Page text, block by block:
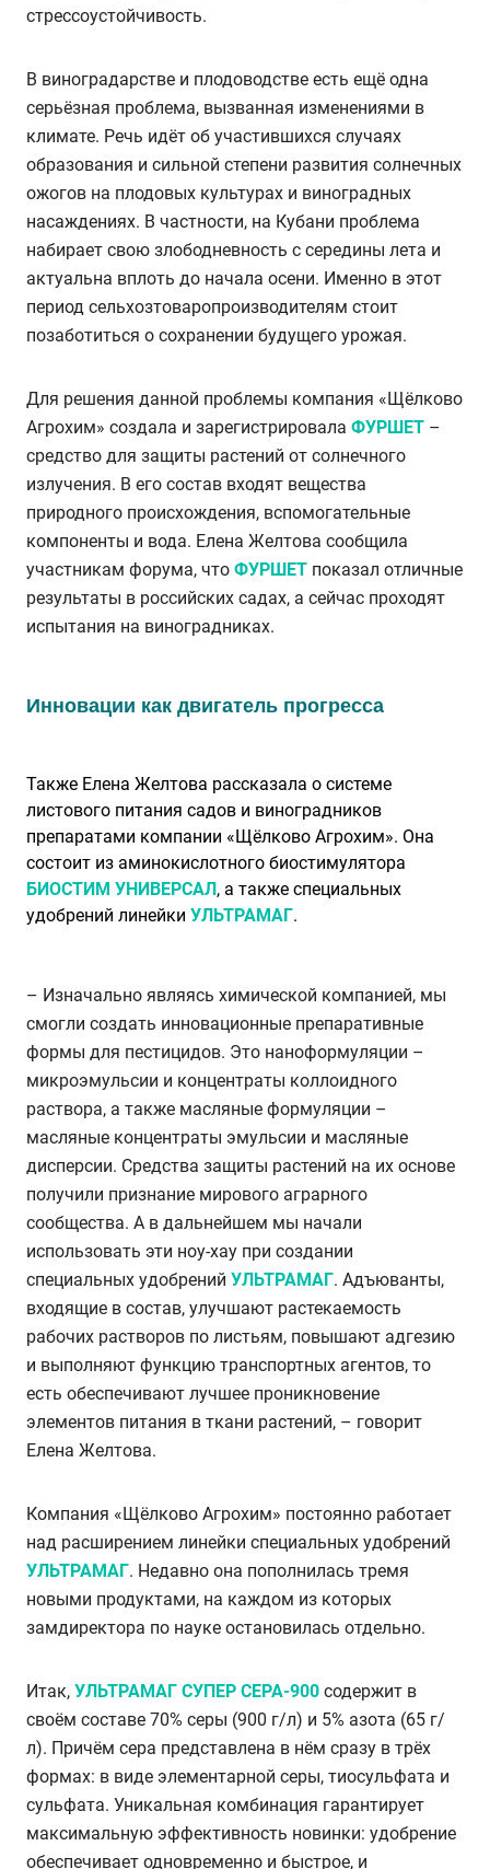
стрессоустойчивость.
В виноградарстве и плодоводстве есть ещё одна
серьёзная проблема, вызванная изменениями в
климате. Речь идёт об участившихся случаях
образования и сильной степени развития солнечных
ожогов на плодовых культурах и виноградных
насаждениях. В частности, на Кубани проблема
набирает свою злободневность с середины лета и
актуальна вплоть до начала осени. Именно в этот
период сельхозтоваропроизводителям стоит
позаботиться о сохранении будущего урожая.
Для решения данной проблемы компания «Щёлково
Агрохим» создала и зарегистрировала ФУРШЕТ –
средство для защиты растений от солнечного
излучения. В его состав входят вещества
природного происхождения, вспомогательные
компоненты и вода. Елена Желтова сообщила
участникам форума, что ФУРШЕТ показал отличные
результаты в российских садах, а сейчас проходят
испытания на виноградниках.
Инновации как двигатель прогресса
Также Елена Желтова рассказала о системе
листового питания садов и виноградников
препаратами компании «Щёлково Агрохим». Она
состоит из аминокислотного биостимулятора
БИОСТИМ УНИВЕРСАЛ , а также специальных
удобрений линейки УЛЬТРАМАГ.
– Изначально являясь химической компанией, мы
смогли создать инновационные препаративные
формы для пестицидов. Это наноформуляции –
микроэмульсии и концентраты коллоидного
раствора, а также масляные формуляции –
масляные концентраты эмульсии и масляные
дисперсии. Средства защиты растений на их основе
получили признание мирового аграрного
сообщества. А в дальнейшем мы начали
использовать эти ноу-хау при создании
специальных удобрений УЛЬТРАМАГ. Адъюванты,
входящие в состав, улучшают растекаемость
рабочих растворов по листьям, повышают адгезию
и выполняют функцию транспортных агентов, то
есть обеспечивают лучшее проникновение
элементов питания в ткани растений, – говорит
Елена Желтова.
Компания «Щёлково Агрохим» постоянно работает
над расширением линейки специальных удобрений
УЛЬТРАМАГ. Недавно она пополнилась тремя
новыми продуктами, на каждом из которых
замдиректора по науке остановилась отдельно.
Итак, УЛЬТРАМАГ СУПЕР СЕРА-900 содержит в
своём составе 70% серы (900 г/л) и 5% азота (65 г/
л). Причём сера представлена в нём сразу в трёх
формах: в виде элементарной серы, тиосульфата и
сульфата. Уникальная комбинация гарантирует
максимальную эффективность новинки: удобрение
обеспечивает одновременно и быстрое, и